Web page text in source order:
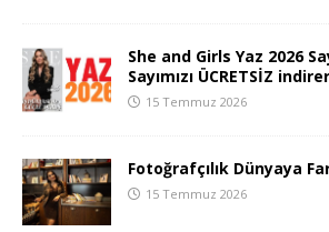
She and Girls Yaz 2026
Sayımızı ÜCRETSİZ
15 Temmuz 2026
Fotoğrafçılık Dünyaya
15 Temmuz 2026